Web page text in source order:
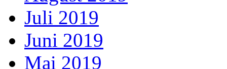
Juli 2019
Juni 2019
Mai 2019